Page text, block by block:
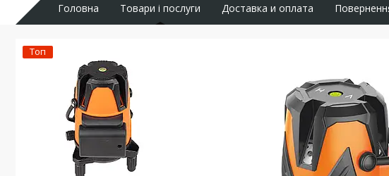
Головна Товари і послуги Доставка и оплата
Топ